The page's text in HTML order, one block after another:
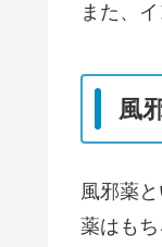
また、
風
風邪薬
薬はもち